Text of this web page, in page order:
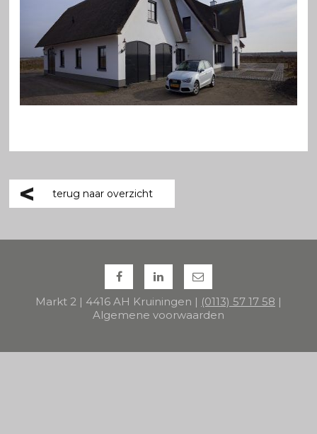
terug naar overzicht
Markt 2 | 4416 AH Kruiningen | (0113) 57 17 58 |
Algemene voorwaarden